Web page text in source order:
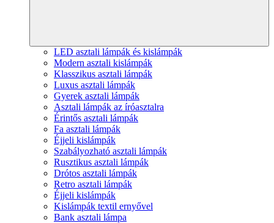
LED asztali lámpák és kislámpák
Modern asztali kislámpák
Klasszikus asztali lámpák
Luxus asztali lámpák
Gyerek asztali lámpák
Asztali lámpák az íróasztalra
Érintős asztali lámpák
Fa asztali lámpák
Éjjeli kislámpák
Szabályozható asztali lámpák
Rusztikus asztali lámpák
Drótos asztali lámpák
Retro asztali lámpák
Éjjeli kislámpák
Kislámpák textil ernyővel
Bank asztali lámpa